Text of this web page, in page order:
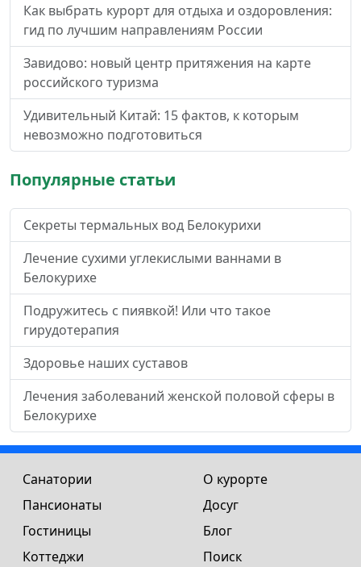
Как выбрать курорт для отдыха и оздоровления:
гид по лучшим направлениям России
Завидово: новый центр притяжения на карте
российского туризма
Удивительный Китай: 15 фактов, к которым
невозможно подготовиться
Популярные статьи
Секреты термальных вод Белокурихи
Лечение сухими углекислыми ваннами в
Белокурихе
Подружитесь с пиявкой! Или что такое
гирудотерапия
Здоровье наших суставов
Лечения заболеваний женской половой сферы в
Белокурихе
Санатории
Пансионаты
Гостиницы
Коттеджи
О курорте
Досуг
Блог
Поиск